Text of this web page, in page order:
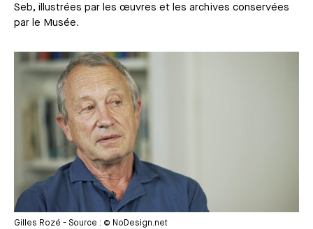
Seb, illustrées par les œuvres et les archives conservées
par le Musée.
Média
Gilles Rozé - Source : © NoDesign.net